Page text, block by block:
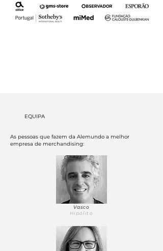
EQUIPA
As pessoas que fazem da Alemundo a melhor
empresa de merchandising:
Vasco
Hipólito